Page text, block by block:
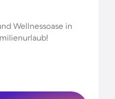
Wellnessoase in